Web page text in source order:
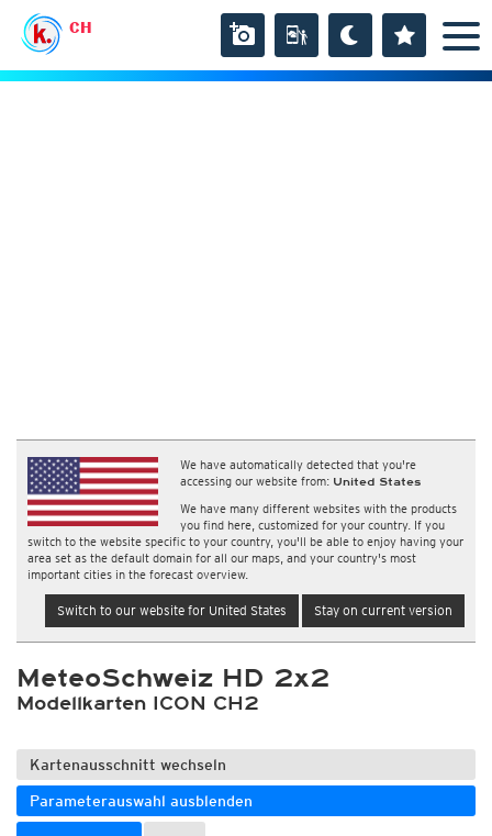
CH
We have automatically detected that you're
accessing our website from: United States
We have many different websites with the products
you find here, customized for your country. If you
switch to the website specific to your country, you'll be able to enjoy having your
area set as the default domain for all our maps, and your country's most
important cities in the forecast overview.
Switch to our website for United States Stay on current version
MeteoSchweiz HD 2x2
Modellkarten ICON CH2
Kartenausschnitt wechseln
Parameterauswahl ausblenden